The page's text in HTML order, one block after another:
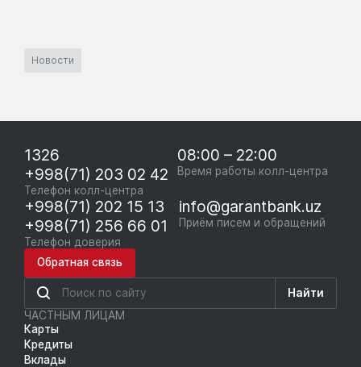
Новости
1326
+998(71) 203 02 42
Телефон колл-центра
08:00 – 22:00
Время работы колл-центра
+998(71) 202 15 13
+998(71) 256 66 01
Телефон доверия
info@garantbank.uz
Приём писем и обращений
Обратная связь
Найти
ЧАСТНЫМ ЛИЦАМ
Карты
Кредиты
Вклады